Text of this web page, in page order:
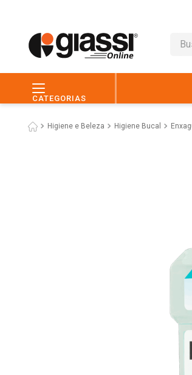
CATEGORIAS
Higiene e Beleza Higiene Bucal 3º
10